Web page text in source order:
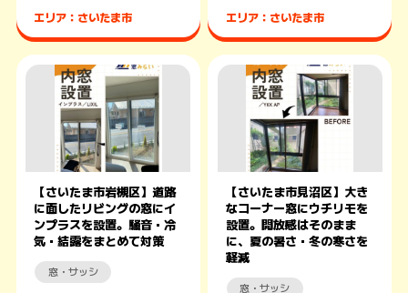
エリア：さいたま市 エリア：さいたま市
【さいたま市岩槻区】道路
に面したリビングの窓にイ
ンプラスを設置。騒音・冷
気・結露をまとめて対策
窓・サッシ
【さいたま市見沼区】大き
なコーナー窓にウチリモを
設置。開放感はそのまま
に、夏の暑さ・冬の寒さを
軽減
窓・サッシ